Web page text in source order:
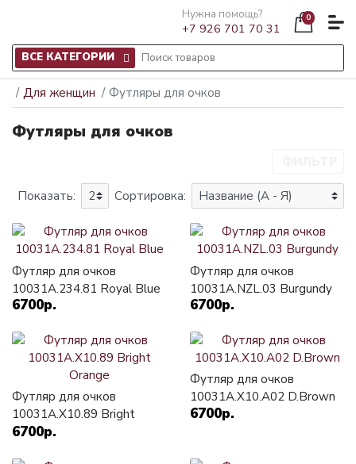
Нужна помощь?
+7 926 701 70 31
0
ВСЕ КАТЕГОРИИ
Для женщин Футляры для очков
Футляры для очков
Показать: Сортировка:
Футляр для очков
10031A.234.81 Royal Blue
6700р.
Футляр для очков
10031A.NZL.03 Burgundy
6700р.
Футляр для очков
10031A.X10.89 Bright
Orange
6700р.
Футляр для очков
10031A.X10.A02 D.Brown
6700р.